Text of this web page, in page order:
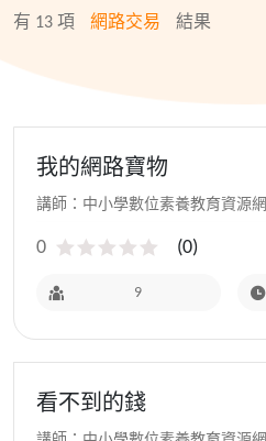
有 13 項 網路交易 結果
我的網路寶物
講師：中小學數位素養教育資源網
0 (0)
9
看不到的錢